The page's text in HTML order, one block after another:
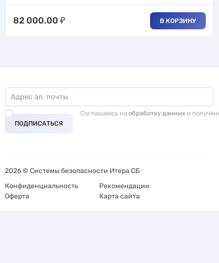
82 000.00 ₽ В КОРЗИНУ
ПОДПИСАТЬСЯ
Соглашаюсь на обработку данных и
2026 © Системы безопасности Итера СБ
Конфиденциальность
Рекомендации
Оферта
Карта сайта